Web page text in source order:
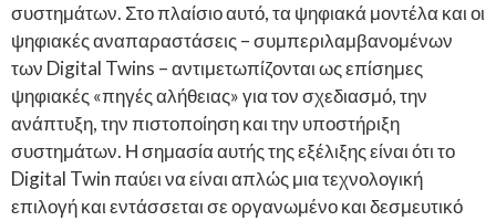
συστημάτων. Στο πλαίσιο αυτό, τα ψηφιακά μοντέλα και οι
ψηφιακές αναπαραστάσεις – συμπεριλαμβανομένων
των Digital Twins – αντιμετωπίζονται ως επίσημες
ψηφιακές «πηγές αλήθειας» για τον σχεδιασμό, την
ανάπτυξη, την πιστοποίηση και την υποστήριξη
συστημάτων. Η σημασία αυτής της εξέλιξης είναι ότι το
Digital Twin παύει να είναι απλώς μια τεχνολογική
επιλογή και εντάσσεται σε οργανωμένο και δεσμευτικό